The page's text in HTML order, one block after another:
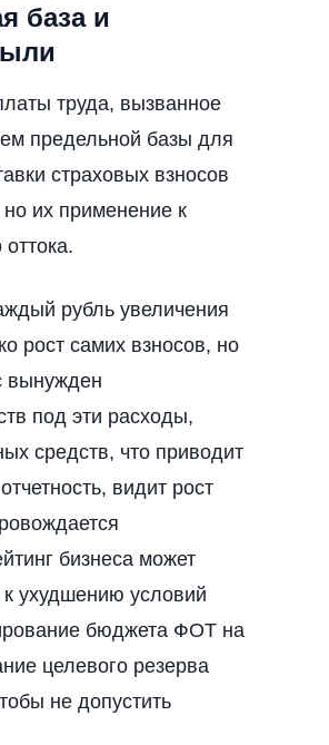
база и
труда, вызванное
предельной базы для
страховых взносов
их применение к
рубль увеличения
рост самих взносов, но
вынужден
под эти расходы,
средств, что приводит
видит рост
бизнеса может
к ухудшению условий
бюджета ФОТ на
целевого резерва
не допустить